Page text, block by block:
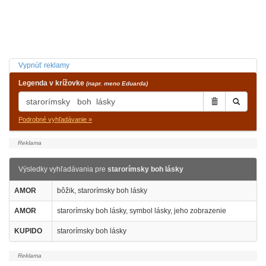
Vypnúť reklamy
Legenda v krížovke (napr. meno Eduarda)
Podrobné vyhľadávanie »
Výsledky vyhľadávania pre starorímsky boh lásky
AMOR bôžik, starorímsky boh lásky
AMOR starorímsky boh lásky, symbol lásky, jeho zobrazenie
KUPIDO starorímsky boh lásky